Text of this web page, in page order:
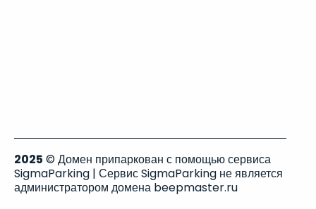
2025 © Домен припаркован с помощью сервиса
SigmaParking | Сервис SigmaParking не является
администратором домена beepmaster.ru